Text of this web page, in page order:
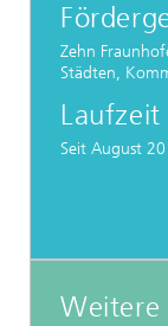
Zehn
Städten,
Laufzeit
Seit August